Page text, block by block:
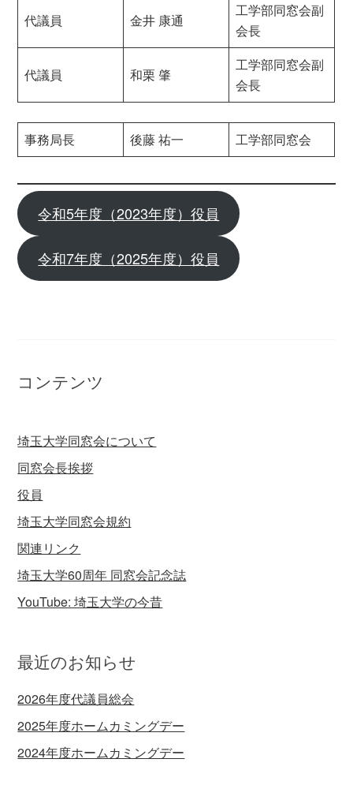
代議員 金井 康通
工学部同窓会副
会長
代議員 和栗 肇
工学部同窓会副
会長
事務局長 後藤 祐一 工学部同窓会
令和5年度（2023年度）役員
令和7年度（2025年度）役員
コンテンツ
埼玉大学同窓会について
同窓会長挨拶
役員
埼玉大学同窓会規約
関連リンク
埼玉大学60周年 同窓会記念誌
YouTube: 埼玉大学の今昔
最近のお知らせ
2026年度代議員総会
2025年度ホームカミングデー
2024年度ホームカミングデー